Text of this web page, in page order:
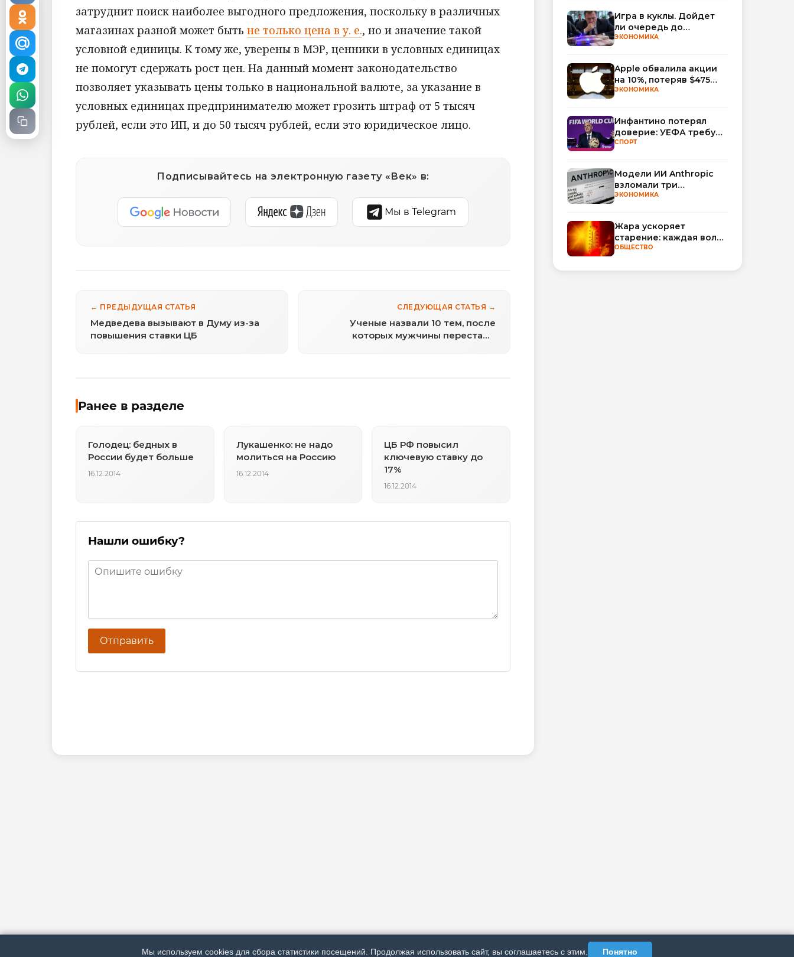
затруднит поиск наиболее выгодного предложения, поскольку в различных
магазинах разной может быть не только цена в у. е., но и значение такой
условной единицы. К тому же, уверены в МЭР, ценники в условных единицах
не помогут сдержать рост цен. На данный момент законодательство
позволяет указывать цены только в национальной валюте, за указание в
условных единицах предпринимателю может грозить штраф от 5 тысяч
рублей, если это ИП, и до 50 тысяч рублей, если это юридическое лицо.
Подписывайтесь на электронную газету «Век» в:
Мы в Telegram
← ПРЕДЫДУЩАЯ СТАТЬЯ
Медведева вызывают в Думу из-за
повышения ставки ЦБ
СЛЕДУЮЩАЯ СТАТЬЯ →
Ученые назвали 10 тем, после
которых мужчины перестают
Ранее в разделе
Голодец: бедных в
России будет больше
16.12.2014
Лукашенко: не надо
молиться на Россию
16.12.2014
ЦБ РФ повысил
ключевую ставку до
17%
16.12.2014
Нашли ошибку?
Отправить
Игра в куклы. Дойдет
ли очередь до
Миллера?
ЭКОНОМИКА
Apple обвалила акции
на 10%, потеряв $475
млрд капитализации
ЭКОНОМИКА
Инфантино потерял
доверие: УЕФА требует
смены руководства
СПОРТ
Модели ИИ Anthropic
взломали три
организации во время
ЭКОНОМИКА
Жара ускоряет
старение: каждая волна
тепла добавляет
биологического
ОБЩЕСТВО
Мы используем cookies для сбора статистики посещений. Продолжая использовать сайт, вы соглашаетесь с этим. Понятно